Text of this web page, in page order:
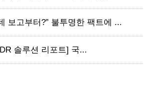
보고부터?” 불투명한 팩트에 ...
솔루션 리포트] 국...